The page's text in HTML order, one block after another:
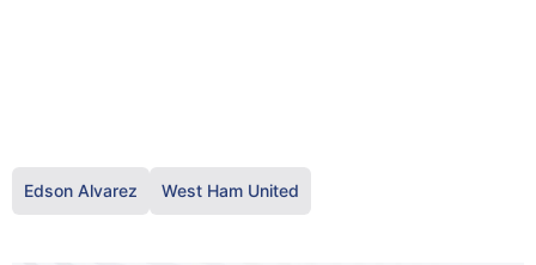
Edson Alvarez West Ham United